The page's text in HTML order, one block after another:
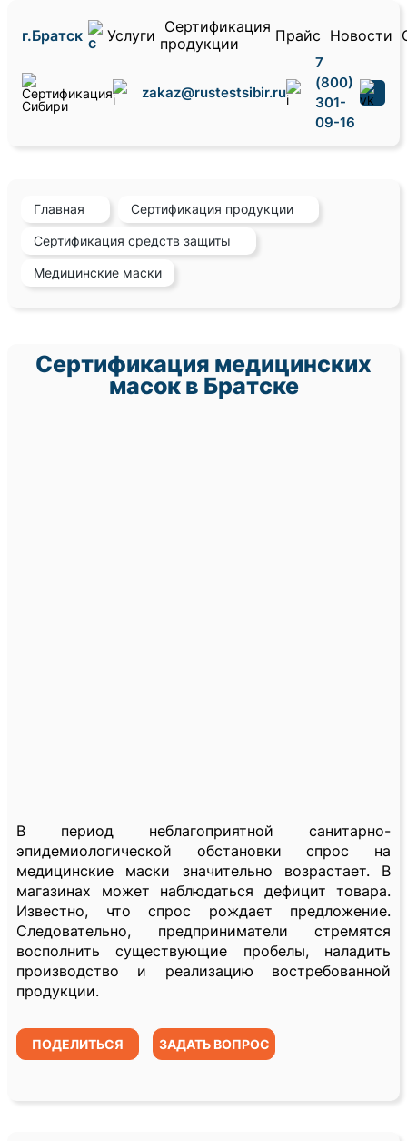
г.Братск Услуги Сертификация
продукции
Прайс Новости
zakaz@rustestsibir.ru
7
(800)
301-
09-16
Главная Сертификация продукции
Сертификация средств защиты
Медицинские маски
Сертификация медицинских
масок в Братске
В период неблагоприятной санитарно-
эпидемиологической обстановки спрос на
медицинские маски значительно возрастает. В
магазинах может наблюдаться дефицит товара.
Известно, что спрос рождает предложение.
Следовательно, предприниматели стремятся
восполнить существующие пробелы, наладить
производство и реализацию востребованной
продукции.
ПОДЕЛИТЬСЯ ЗАДАТЬ ВОПРОС